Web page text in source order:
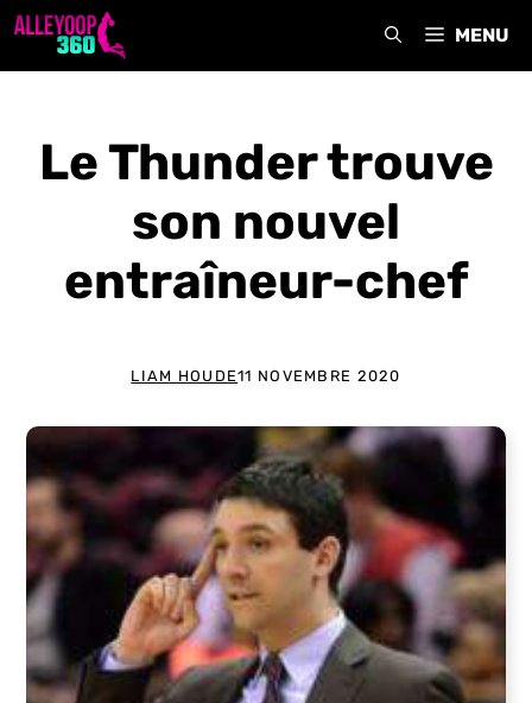
Aller
MENU
Le Thunder trouve
son nouvel
entraîneur-chef
LIAM HOUDE11 NOVEMBRE 2020